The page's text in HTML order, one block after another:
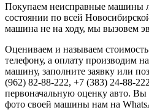
Покупаем неисправные машины
состоянии по всей
машина не на ходу, мы вызовем
Оцениваем и называем
телефону, а оплату производим
машину, заполните заявку или
(962) 82-88-222, +7 (383) 24-88-
первоначальную оценку авто. Вы
фото своей машины нам на